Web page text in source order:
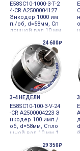
E58SC10-1000-3-T-2
4-CR A2500004127
Энкодер 1000 им
п./об, d=58мм, Сп
лошной вал 10 мм
нтальный
24 600₽
3-4 НЕДЕЛИ
E58SC10-100-3-V-24
-CR A2500004223 Э
нкодер 100 имп./
об, d=58мм, Спло
шной вал 10 мм 1
нтальный
29 350₽